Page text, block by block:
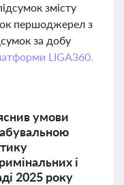
змісту
першоджерел з
за добу
LIGA360.
умови
і
2025 року